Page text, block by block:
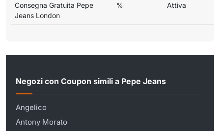
Consegna Gratuita Pepe
Jeans London
% Attiva
Negozi con Coupon simili a Pepe Jeans
Angelico
Antony Morato